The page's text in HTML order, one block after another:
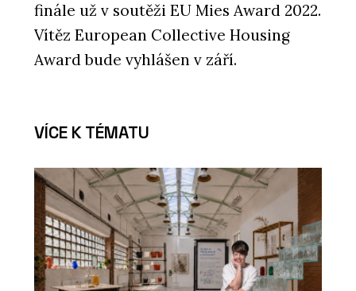
finále už v soutěži EU Mies Award 2022.
Vítěz European Collective Housing
Award bude vyhlášen v září.
VÍCE K TÉMATU